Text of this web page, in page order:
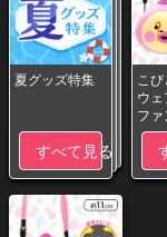
夏グッズ特集
すべて見る
こび
ウ
ファ